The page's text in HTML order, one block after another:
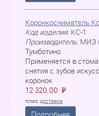
Коронкосниматель
Код изделия: КС-1
Производитель: МИЗ
Тумботино
Применяется в
снятия с зубов
коронок
12 320.00
=
P
плюс доставка